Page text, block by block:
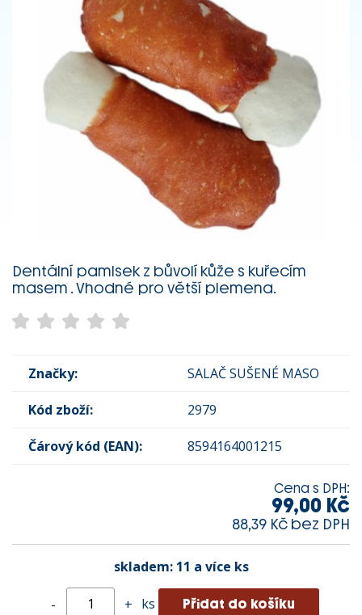
Dentální pamlsek z bůvolí kůže s kuřecím
masem . Vhodné pro větší plemena.
Značky: SALAČ SUŠENÉ MASO
Kód zboží: 2979
Čárový kód (EAN): 8594164001215
Cena s DPH:
99,00 Kč
88,39 Kč bez DPH
skladem: 11 a více ks
- + ks